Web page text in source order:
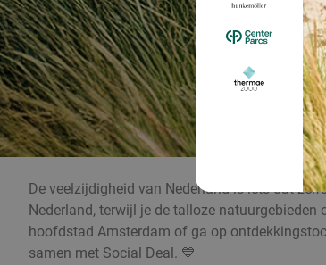
De veelzijdigheid van Nederland is iets dat
Nederland, terwijl je de talloze
hoofdstad Amsterdam of ga op
samen met Social Deal. 💙